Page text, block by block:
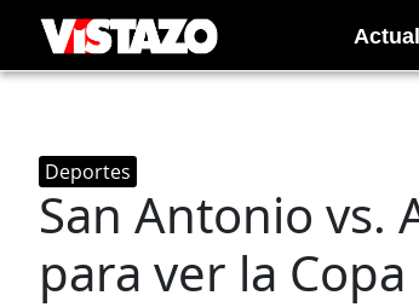
Deportes
San Antonio vs.
para ver la